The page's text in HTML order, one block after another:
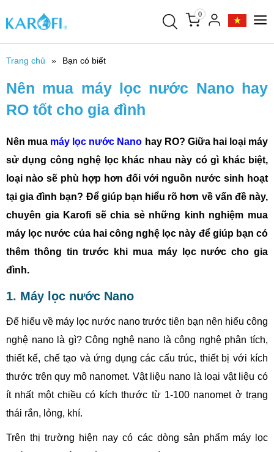
0
Trang chủ Bạn có biết
Nên mua máy lọc nước Nano hay
RO tốt cho gia đình
Nên mua máy lọc nước Nano hay RO? Giữa hai loại máy
sử dụng công nghệ lọc khác nhau này có gì khác biệt,
loại nào sẽ phù hợp hơn đối với nguồn nước sinh hoạt
tại gia đình bạn? Để giúp bạn hiểu rõ hơn về vấn đề này,
chuyên gia Karofi sẽ chia sẻ những kinh nghiệm mua
máy lọc nước của hai công nghệ lọc này để giúp bạn có
thêm thông tin trước khi mua máy lọc nước cho gia
đình.
1. Máy lọc nước Nano
Để hiểu về máy lọc nước nano trước tiên bạn nên hiểu công
nghệ nano là gì? Công nghệ nano là công nghệ phân tích,
thiết kế, chế tạo và ứng dụng các cấu trúc, thiết bị với kích
thước trên quy mô nanomet. Vật liệu nano là loại vật liệu có
ít nhất một chiều có kích thước từ 1-100 nanomet ở trạng
thái rắn, lỏng, khí.
Trên thị trường hiện nay có các dòng sản phẩm máy lọc